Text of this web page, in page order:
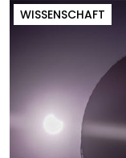
WISSENSCHAFT